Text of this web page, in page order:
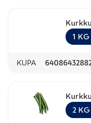
1 KG
KUPA
2 KG